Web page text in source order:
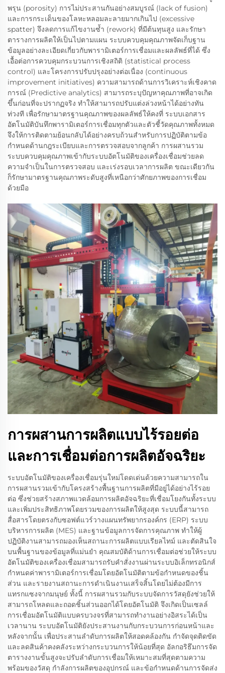
พรุน (porosity) การไม่ประสานกันอย่างสมบูรณ์ (lack of fusion)
และการกระเด็นของโลหะหลอมละลายมากเกินไป (excessive
spatter) จึงลดการแก้ไขงานซ้ำ (rework) ที่มีต้นทุนสูง และรักษา
ตารางการผลิตให้เป็นไปตามแผน ระบบควบคุมคุณภาพจัดเก็บฐาน
ข้อมูลอย่างละเอียดเกี่ยวกับพารามิเตอร์การเชื่อมและผลลัพธ์ที่ได้ ซึ่ง
เอื้อต่อการควบคุมกระบวนการเชิงสถิติ (statistical process
control) และโครงการปรับปรุงอย่างต่อเนื่อง (continuous
improvement initiatives) ความสามารถด้านการวิเคราะห์เชิงคาด
การณ์ (Predictive analytics) สามารถระบุปัญหาคุณภาพที่อาจเกิด
ขึ้นก่อนที่จะปรากฏจริง ทำให้สามารถปรับแต่งล่วงหน้าได้อย่างทัน
ท่วงที เพื่อรักษามาตรฐานคุณภาพของผลลัพธ์ให้คงที่ ระบบเอกสาร
อัตโนมัติบันทึกพารามิเตอร์การเชื่อมทุกตัวและตัวชี้วัดคุณภาพทั้งหมด
จึงให้การติดตามย้อนกลับได้อย่างครบถ้วนสำหรับการปฏิบัติตามข้อ
กำหนดด้านกฎระเบียบและการตรวจสอบจากลูกค้า การผสานรวม
ระบบควบคุมคุณภาพเข้ากับระบบอัตโนมัติของเครื่องเชื่อมช่วยลด
ความจำเป็นในการตรวจสอบ และเร่งรอบเวลาการผลิต ขณะเดียวกัน
ก็รักษามาตรฐานคุณภาพระดับสูงที่เหนือกว่าศักยภาพของการเชื่อม
ด้วยมือ
การผสานการผลิตแบบไร้รอยต่อ
และการเชื่อมต่อการผลิตอัจฉริยะ
ระบบอัตโนมัติของเครื่องเชื่อมรุ่นใหม่โดดเด่นด้วยความสามารถใน
การผสานรวมเข้ากับโครงสร้างพื้นฐานการผลิตที่มีอยู่ได้อย่างไร้รอย
ต่อ ซึ่งช่วยสร้างสภาพแวดล้อมการผลิตอัจฉริยะที่เชื่อมโยงกันทั้งระบบ
และเพิ่มประสิทธิภาพโดยรวมของการผลิตให้สูงสุด ระบบนี้สามารถ
สื่อสารโดยตรงกับซอฟต์แวร์วางแผนทรัพยากรองค์กร (ERP) ระบบ
บริหารการผลิต (MES) และฐานข้อมูลการจัดการคุณภาพ ทำให้ผู้
ปฏิบัติงานสามารถมองเห็นสถานะการผลิตแบบเรียลไทม์ และตัดสินใจ
บนพื้นฐานของข้อมูลที่แม่นยำ คุณสมบัติด้านการเชื่อมต่อช่วยให้ระบบ
อัตโนมัติของเครื่องเชื่อมสามารถรับคำสั่งงานผ่านระบบอิเล็กทรอนิกส์
กำหนดค่าพารามิเตอร์การเชื่อมโดยอัตโนมัติตามข้อกำหนดของชิ้น
ส่วน และรายงานสถานะการดำเนินงานเสร็จสิ้นโดยไม่ต้องมีการ
แทรกแซงจากมนุษย์ ทั้งนี้ การผสานรวมกับระบบจัดการวัสดุยังช่วยให้
สามารถโหลดและถอดชิ้นส่วนออกได้โดยอัตโนมัติ จึงเกิดเป็นเซลล์
การเชื่อมอัตโนมัติแบบครบวงจรที่สามารถทำงานอย่างอิสระได้เป็น
เวลานาน ระบบอัตโนมัติยังประสานงานกับกระบวนการก่อนหน้าและ
หลังจากนั้น เพื่อประสานลำดับการผลิตให้สอดคล้องกัน กำจัดจุดติดขัด
และลดสินค้าคงคลังระหว่างกระบวนการให้น้อยที่สุด อัลกอริธึมการจัด
ตารางงานขั้นสูงจะปรับลำดับการเชื่อมให้เหมาะสมที่สุดตามความ
พร้อมของวัสดุ กำลังการผลิตของอุปกรณ์ และข้อกำหนดด้านการจัดส่ง